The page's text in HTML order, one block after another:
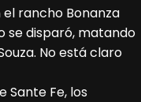
el rancho Bonanza
se disparó, matando
No está claro
Sante Fe, los